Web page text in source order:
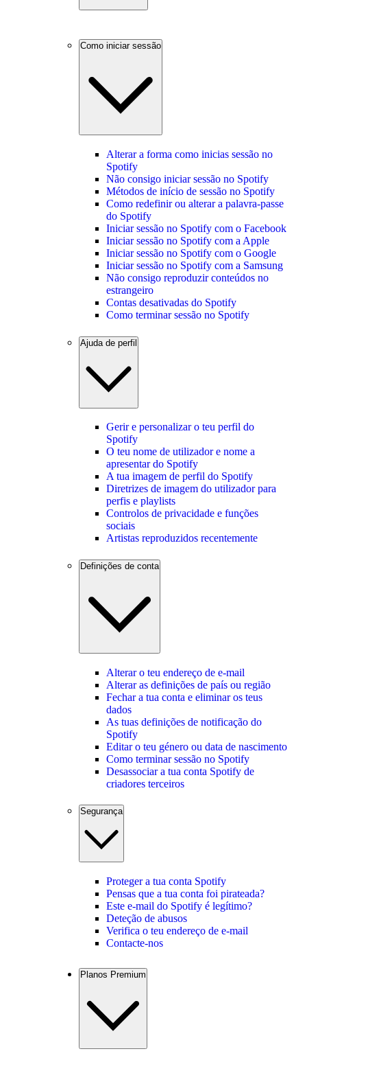
Como iniciar sessão
Alterar a forma como inicias sessão no
Spotify
Não consigo iniciar sessão no Spotify
Métodos de início de sessão no Spotify
Como redefinir ou alterar a palavra-passe
do Spotify
Iniciar sessão no Spotify com o Facebook
Iniciar sessão no Spotify com a Apple
Iniciar sessão no Spotify com o Google
Iniciar sessão no Spotify com a Samsung
Não consigo reproduzir conteúdos no
estrangeiro
Contas desativadas do Spotify
Como terminar sessão no Spotify
Ajuda de perfil
Gerir e personalizar o teu perfil do
Spotify
O teu nome de utilizador e nome a
apresentar do Spotify
A tua imagem de perfil do Spotify
Diretrizes de imagem do utilizador para
perfis e playlists
Controlos de privacidade e funções
sociais
Artistas reproduzidos recentemente
Definições de conta
Alterar o teu endereço de e-mail
Alterar as definições de país ou região
Fechar a tua conta e eliminar os teus
dados
As tuas definições de notificação do
Spotify
Editar o teu género ou data de nascimento
Como terminar sessão no Spotify
Desassociar a tua conta Spotify de
criadores terceiros
Segurança
Proteger a tua conta Spotify
Pensas que a tua conta foi pirateada?
Este e-mail do Spotify é legítimo?
Deteção de abusos
Verifica o teu endereço de e-mail
Contacte-nos
Planos Premium